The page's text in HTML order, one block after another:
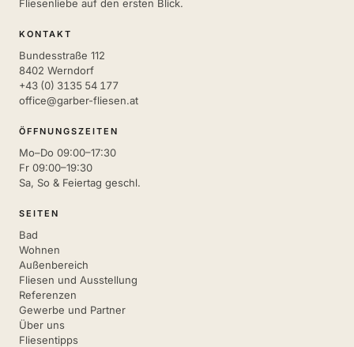
Fliesenliebe auf den ersten Blick.
KONTAKT
Bundesstraße 112
8402 Werndorf
+43 (0) 3135 54 177
office@garber-fliesen.at
ÖFFNUNGSZEITEN
Mo–Do 09:00–17:30
Fr 09:00–19:30
Sa, So & Feiertag geschl.
SEITEN
Bad
Wohnen
Außenbereich
Fliesen und Ausstellung
Referenzen
Gewerbe und Partner
Über uns
Fliesentipps